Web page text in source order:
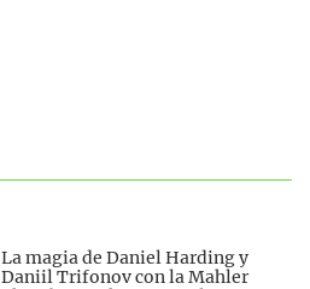
La magia de Daniel Harding y
Daniil Trifonov con la Mahler